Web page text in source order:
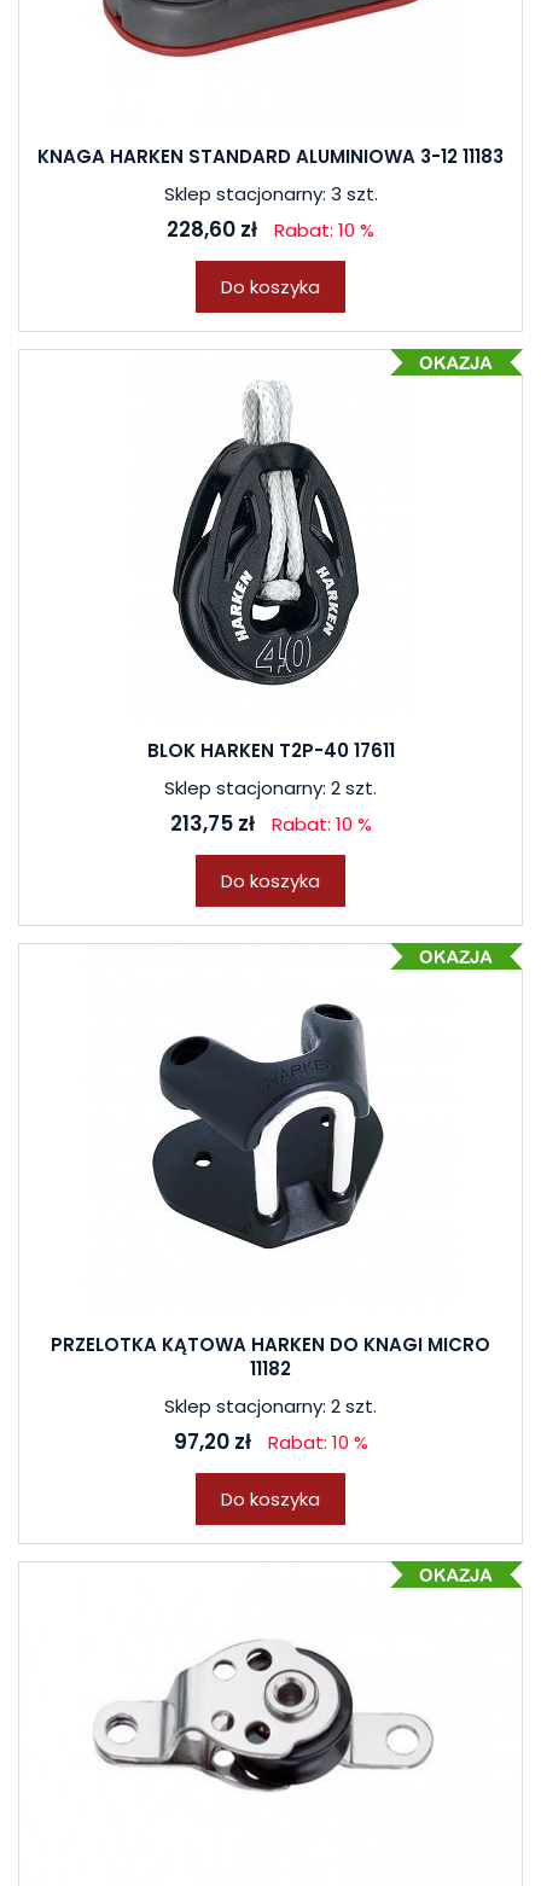
KNAGA HARKEN STANDARD ALUMINIOWA 3-12 11183
Sklep stacjonarny: 3 szt.
228,60 zł Rabat: 10 %
Do koszyka
BLOK HARKEN T2P-40 17611
Sklep stacjonarny: 2 szt.
213,75 zł Rabat: 10 %
Do koszyka
PRZELOTKA KĄTOWA HARKEN DO KNAGI MICRO
11182
Sklep stacjonarny: 2 szt.
97,20 zł Rabat: 10 %
Do koszyka